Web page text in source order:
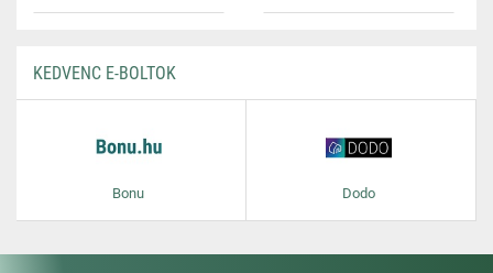
KEDVENC E-BOLTOK
Bonu Dodo